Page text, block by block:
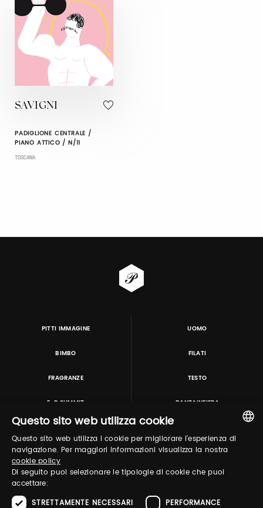
SAVIGNI
PADIGLIONE CENTRALE /
PIANO ATTICO / N/11
TOSCANA
PITTI IMMAGINE UOMO
BIMBO FILATI
FRAGRANZE TESTO
E-P SUMMIT DANZAINFIERA
TUTORING & CONSULTING
ITALIAN
Questo sito web utilizza cookie
Questo sito web utilizza i cookie per migliorare l'esperienza di
navigazione. Per maggiori informazioni visualizza la nostra
cookie policy
Di seguito puoi selezionare le tipologie di cookie che puoi
accettare:
STRETTAMENTE NECESSARI
PERFORMANCE